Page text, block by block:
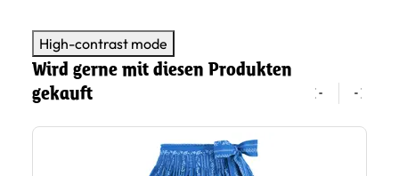
High-contrast mode
Wird gerne mit diesen Produkten
gekauft